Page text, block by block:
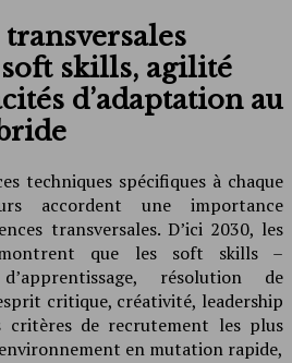
skills, agilité
d’adaptation au
techniques spécifiques à chaque
accordent une importance
transversales. D’ici 2030, les
montrent que les soft skills –
résolution de
critique, créativité, leadership
de recrutement les plus
en mutation rapide,